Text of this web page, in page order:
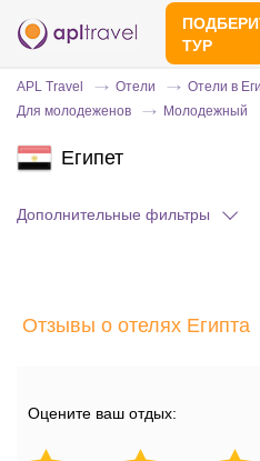
ТУР
APL Travel Отели Отели в
Для молодеженов
Молодежный
Египет
Дополнительные фильтры
Отзывы о отелях Египта
Оцените ваш отдых: